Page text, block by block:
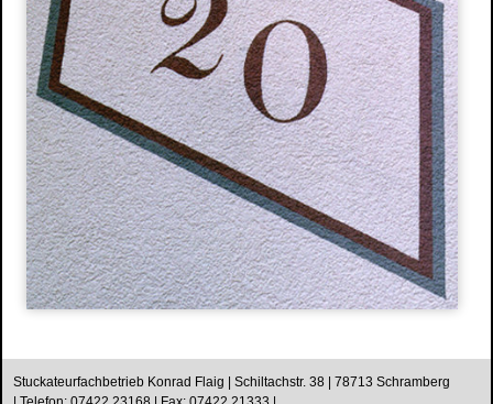
Stuckateurfachbetrieb Konrad Flaig | Schiltachstr. 38 | 78713 Schramberg